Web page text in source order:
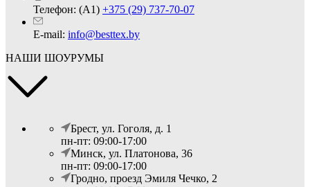
Телефон: (А1) +375 (29) 737-70-07
E-mail: info@besttex.by
НАШИ ШОУРУМЫ
Брест, ул. Гоголя, д. 1
пн-пт: 09:00-17:00
Минск, ул. Платонова, 36
пн-пт: 09:00-17:00
Гродно, проезд Эмиля Чечко, 2